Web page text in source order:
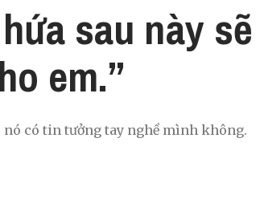
sau này sẽ
em.”
có tin tưởng tay nghề mình không.